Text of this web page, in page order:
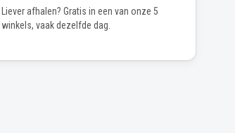
Liever afhalen? Gratis in een van onze 5
winkels, vaak dezelfde dag.